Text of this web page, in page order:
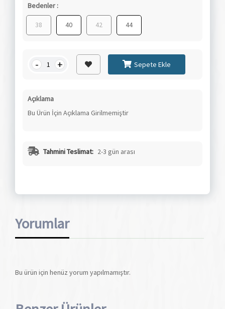
Bedenler :
38 40 42 44
- + Sepete Ekle
Açıklama
Bu Ürün İçin Açıklama Girilmemiştir
Tahmini Teslimat: 2-3 gün arası
Yorumlar
Bu ürün için henüz yorum yapılmamıştır.